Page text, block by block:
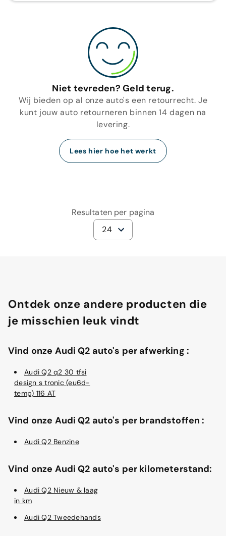
Niet tevreden? Geld terug.
Wij bieden op al onze auto's een retourrecht. Je
kunt jouw auto retourneren binnen 14 dagen na
levering.
Lees hier hoe het werkt
Resultaten per pagina
24
Ontdek onze andere producten die
je misschien leuk vindt
Vind onze Audi Q2 auto's per afwerking :
Audi Q2 q2 30 tfsi
design s tronic (eu6d-
temp) 116 AT
Vind onze Audi Q2 auto's per brandstoffen :
Audi Q2 Benzine
Vind onze Audi Q2 auto's per kilometerstand:
Audi Q2 Nieuw & laag
in km
Audi Q2 Tweedehands